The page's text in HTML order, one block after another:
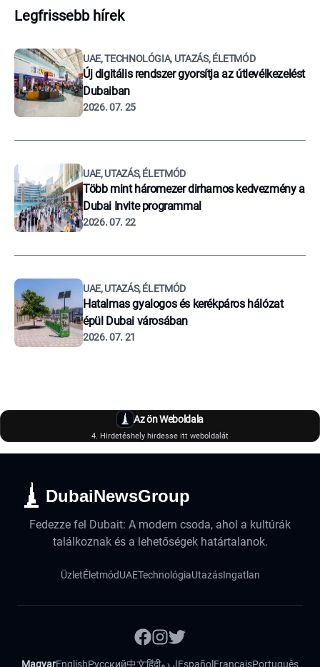
Legfrissebb hírek
UAE, TECHNOLÓGIA, UTAZÁS, ÉLETMÓD
Új digitális rendszer gyorsítja az útlevélkezelést
Dubaiban
2026. 07. 25
UAE, UTAZÁS, ÉLETMÓD
Több mint háromezer dirhamos kedvezmény a
Dubai Invite programmal
2026. 07. 22
UAE, UTAZÁS, ÉLETMÓD
Hatalmas gyalogos és kerékpáros hálózat
épül Dubai városában
2026. 07. 21
Az ön Weboldala
4. Hirdetéshely hirdesse itt weboldalát
DubaiNewsGroup
Fedezze fel Dubait: A modern csoda, ahol a kultúrák
találkoznak és a lehetőségek határtalanok.
ÜzletÉletmódUAETechnológiaUtazásIngatlan
MagyarEnglishРусский中文हिंदीاردوEspañol FrançaisPortuguês